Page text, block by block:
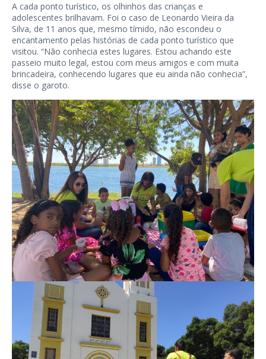
A cada ponto turístico, os olhinhos das crianças e
adolescentes brilhavam. Foi o caso de Leonardo Vieira da
Silva, de 11 anos que, mesmo tímido, não escondeu o
encantamento pelas histórias de cada ponto turístico que
visitou. “Não conhecia estes lugares. Estou achando este
passeio muito legal, estou com meus amigos e com muita
brincadeira, conhecendo lugares que eu ainda não conhecia”,
disse o garoto.